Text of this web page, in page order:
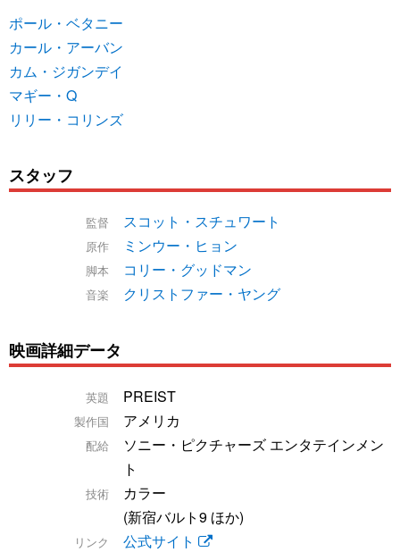
ポール・ベタニー
カール・アーバン
カム・ジガンデイ
マギー・Q
リリー・コリンズ
スタッフ
監督 スコット・スチュワート
原作 ミンウー・ヒョン
脚本 コリー・グッドマン
音楽 クリストファー・ヤング
映画詳細データ
英題 PREIST
製作国 アメリカ
配給
ソニー・ピクチャーズ エンタテインメン
ト
技術
カラー
(新宿バルト9 ほか)
リンク 公式サイト